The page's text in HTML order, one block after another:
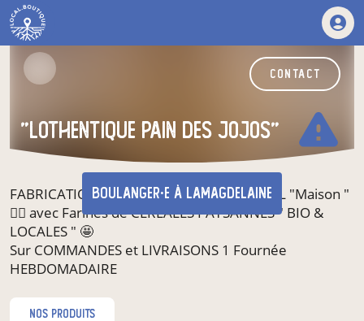
contact
"LOThentique pain des jojos" warning
boulanger·e à Lamagdelaine
FABRICATION de Pains au LEVAIN NATUREL "Maison "
👍🏽 avec Farines de CÉRÉALES PAYSANNES " BIO &
LOCALES " 🤩
Sur COMMANDES et LIVRAISONS 1 Fournée
HEBDOMADAIRE
nos produits